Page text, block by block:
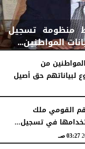
تسجيل
المواطنين...
من
لبياناتهم حق أصيل
القومي ملك
في تسجيل...
03:27 صـ